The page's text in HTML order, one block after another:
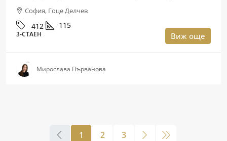
София, Гоце Делчев
412 115
3-СТАЕН Виж още
Мирослава Първанова
1 2 3